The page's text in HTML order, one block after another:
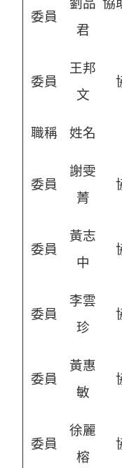
委員
劉品
君
協
委員
王邦
文
職稱 姓名
委員
謝雯
菁
委員
黃志
中
委員
李雲
珍
委員
黃惠
敏
委員
徐麗
榕